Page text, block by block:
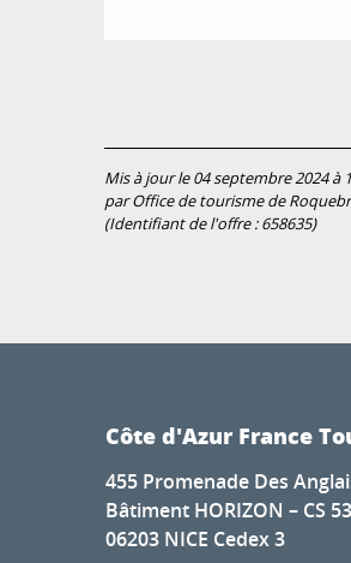
Mis à jour le 04 septembre 2024 à
par Office de tourisme de
(Identifiant de l'offre :658635)
Côte d'Azur France
455 Promenade Des
Bâtiment HORIZON – CS
06203 NICE Cedex 3